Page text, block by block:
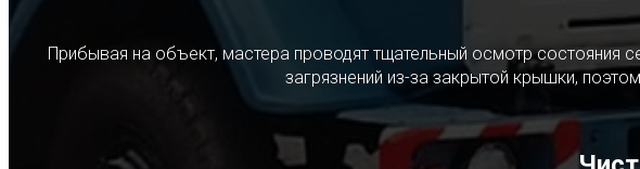
Прибывая на объект, мастера проводят тщательный осмотр состояния
загрязнений из-за закрытой крышки,